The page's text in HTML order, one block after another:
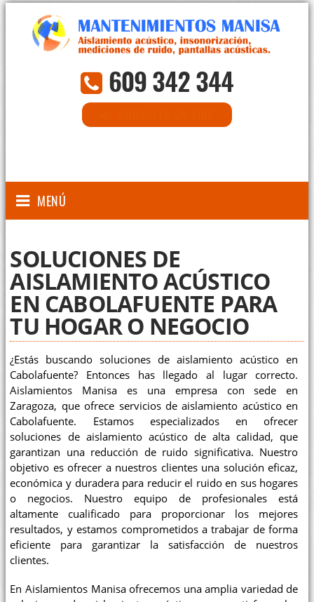
609 342 344
MENÚ
SOLUCIONES DE
AISLAMIENTO ACÚSTICO
EN CABOLAFUENTE PARA
TU HOGAR O NEGOCIO
¿Estás buscando soluciones de aislamiento acústico en
Cabolafuente? Entonces has llegado al lugar correcto.
Aislamientos Manisa es una empresa con sede en
Zaragoza, que ofrece servicios de aislamiento acústico en
Cabolafuente. Estamos especializados en ofrecer
soluciones de aislamiento acústico de alta calidad, que
garantizan una reducción de ruido significativa. Nuestro
objetivo es ofrecer a nuestros clientes una solución eficaz,
económica y duradera para reducir el ruido en sus hogares
o negocios. Nuestro equipo de profesionales está
altamente cualificado para proporcionar los mejores
resultados, y estamos comprometidos a trabajar de forma
eficiente para garantizar la satisfacción de nuestros
clientes.
En Aislamientos Manisa ofrecemos una amplia variedad de